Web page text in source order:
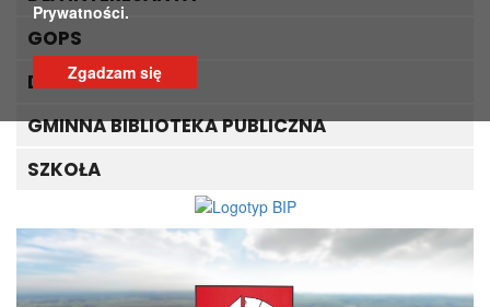
Prywatności.
Zgadzam się
GOPS
DLA TURYSTY
GMINNA BIBLIOTEKA PUBLICZNA
SZKOŁA